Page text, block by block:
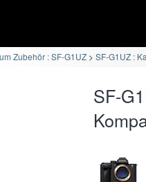
Zubehör : SF-G1UZ SF-G1UZ :
SF-